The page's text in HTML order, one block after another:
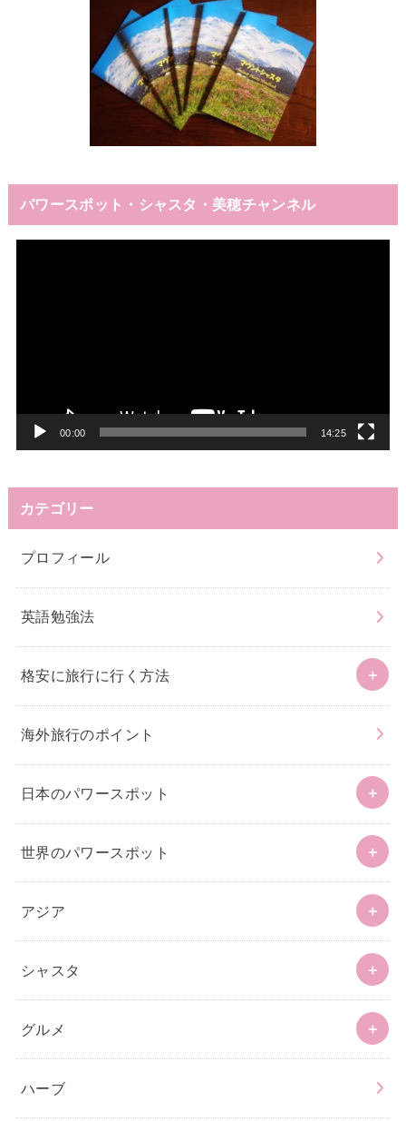
パワースポット・シャスタ・美穂チャンネル
00:00 14:25
カテゴリー
プロフィール
英語勉強法
格安に旅行に行く方法
海外旅行のポイント
日本のパワースポット
世界のパワースポット
アジア
シャスタ
グルメ
ハーブ